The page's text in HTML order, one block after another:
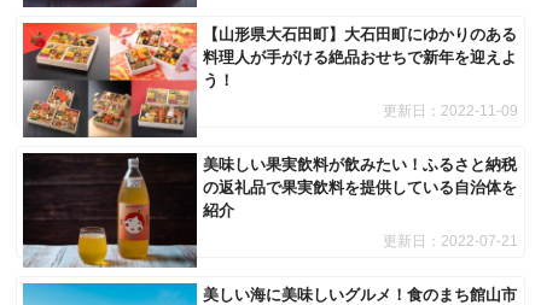
【山形県大石田町】大石田町にゆかりのある
料理人が手がける絶品おせちで新年を迎えよ
う！
更新日： 2022-11-09
美味しい果実飲料が飲みたい！ふるさと納税
の返礼品で果実飲料を提供している自治体を
紹介
更新日： 2022-07-21
美しい海に美味しいグルメ！食のまち館山市